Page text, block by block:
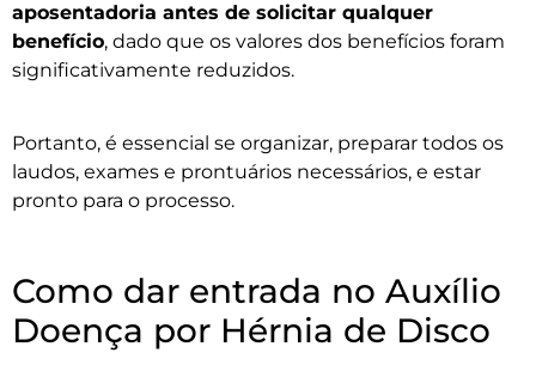
aposentadoria antes de solicitar qualquer
benefício, dado que os valores dos benefícios foram
significativamente reduzidos.
Portanto, é essencial se organizar, preparar todos os
laudos, exames e prontuários necessários, e estar
pronto para o processo.
Como dar entrada no Auxílio
Doença por Hérnia de Disco